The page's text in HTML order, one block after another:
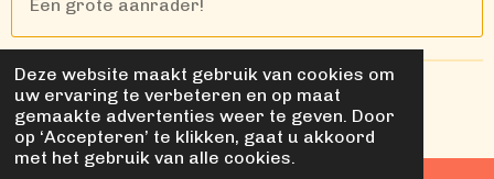
Deze website maakt gebruik van cookies om
uw ervaring te verbeteren en op maat
gemaakte advertenties weer te geven. Door
op ‘Accepteren’ te klikken, gaat u akkoord
met het gebruik van alle cookies.
Een grote aanrader!
© 2025 - 2026 studio Meraki
Powered byJouwWeb